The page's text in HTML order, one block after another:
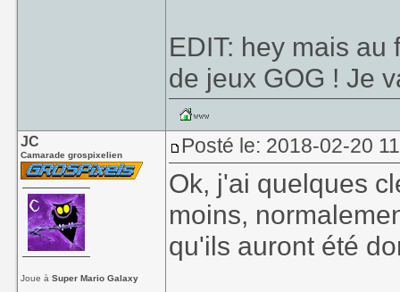
EDIT: hey mais
de jeux GOG ! Je
JC
Camarade grospixelien
Joue àSuper Mario Galaxy
Posté le: 2018-02-20
Ok, j'ai quelques
moins,
qu'ils auront été